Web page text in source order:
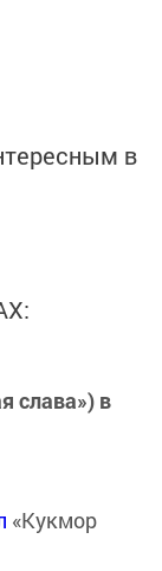
в
слава») в
«Кукмор